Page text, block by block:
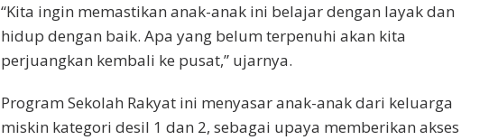
“Kita ingin memastikan anak-anak ini belajar dengan layak dan
hidup dengan baik. Apa yang belum terpenuhi akan kita
perjuangkan kembali ke pusat,” ujarnya.
Program Sekolah Rakyat ini menyasar anak-anak dari keluarga
miskin kategori desil 1 dan 2, sebagai upaya memberikan akses